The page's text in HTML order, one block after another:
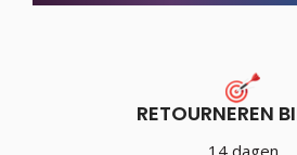
RETOURNEREN
14 dagen